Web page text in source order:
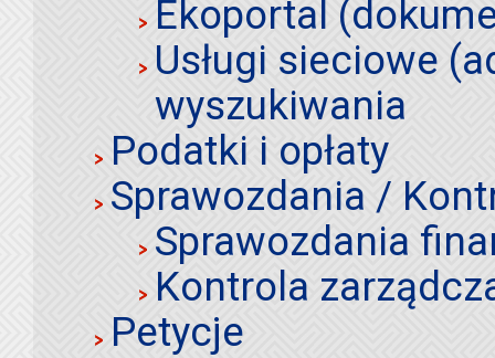
Ekoportal
Usługi sieciowe
wyszukiwania
Podatki i opłaty
Sprawozdania /
Sprawozdania
Kontrola
Petycje